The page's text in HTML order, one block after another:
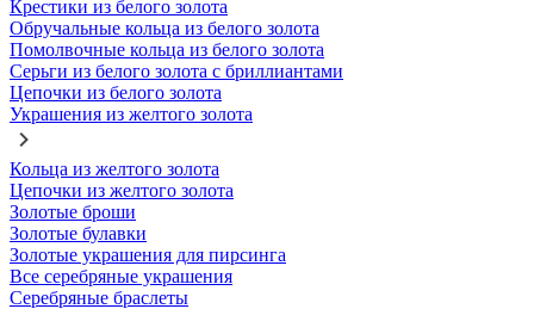
Крестики из белого золота
Обручальные кольца из белого золота
Помолвочные кольца из белого золота
Серьги из белого золота с бриллиантами
Цепочки из белого золота
Украшения из желтого золота
Кольца из желтого золота
Цепочки из желтого золота
Золотые броши
Золотые булавки
Золотые украшения для пирсинга
Все серебряные украшения
Серебряные браслеты